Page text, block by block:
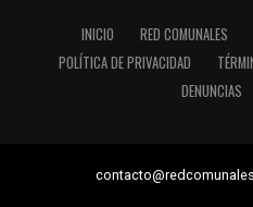
INICIO RED COMUNALES
POLÍTICA DE PRIVACIDAD
DENUNCIAS